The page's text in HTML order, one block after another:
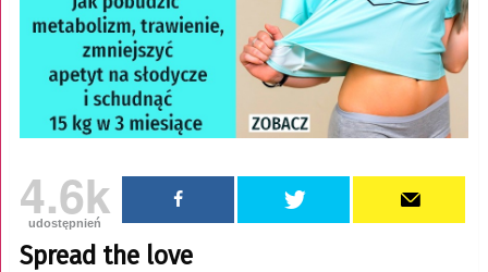
4.6k
udostępnień
Spread the love